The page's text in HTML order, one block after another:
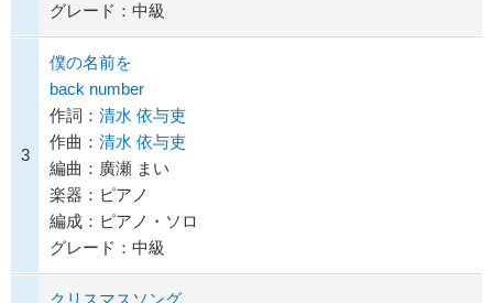
グレード：中級
3
僕の名前を
back number
作詞： 清水 依与吏
作曲： 清水 依与吏
編曲：廣瀬 まい
楽器：ピアノ
編成：ピアノ・ソロ
グレード：中級
クリスマスソング